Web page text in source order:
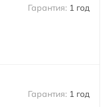
1 год
1 год